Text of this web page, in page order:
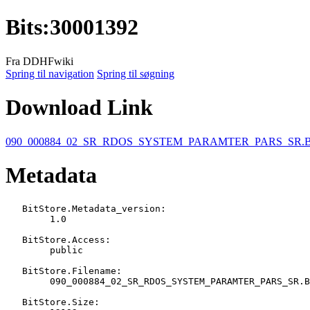
Bits:30001392
Fra DDHFwiki
Spring til navigation Spring til søgning
Download Link
Metadata
   BitStore.Metadata_version:
   BitStore.Access:
   BitStore.Filename:
   BitStore.Size: